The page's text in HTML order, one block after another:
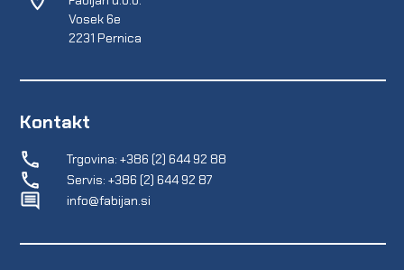
Vosek 6e
2231 Pernica
Kontakt
Trgovina: +386 (2) 644 92 88
Servis: +386 (2) 644 92 87
info@fabijan.si